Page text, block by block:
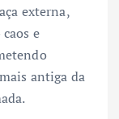
externa,
e
antiga da